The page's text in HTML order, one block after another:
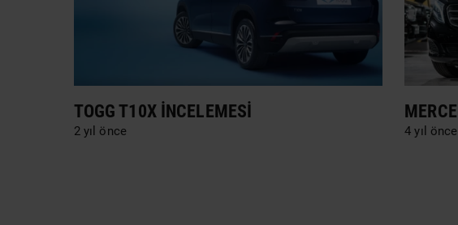
TOGG T10X İNCELEMESI
2 yıl önce 4 yıl önce